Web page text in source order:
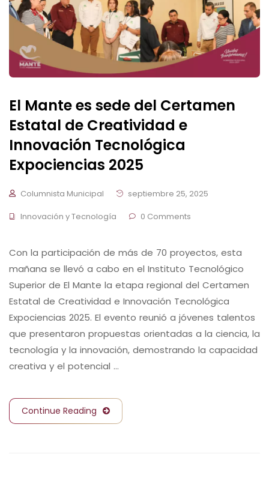
El Mante es sede del Certamen
Estatal de Creatividad e
Innovación Tecnológica
Expociencias 2025
Columnista Municipal
septiembre 25, 2025
Innovación y Tecnología
0 Comments
Con la participación de más de 70 proyectos, esta
mañana se llevó a cabo en el Instituto Tecnológico
Superior de El Mante la etapa regional del Certamen
Estatal de Creatividad e Innovación Tecnológica
Expociencias 2025. El evento reunió a jóvenes talentos
que presentaron propuestas orientadas a la ciencia, la
tecnología y la innovación, demostrando la capacidad
creativa y el potencial …
Continue Reading